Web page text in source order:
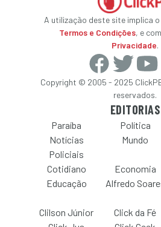
A utilização deste site implica
Termos e Condições, e
Privacidade.
Copyright © 2005 - 2025
reservados.
EDITORIAS
Paraíba Política
Notícias
Policiais
Mundo
Cotidiano Economia
Educação
Alfredo
Clilson Júnior
Click da Fé